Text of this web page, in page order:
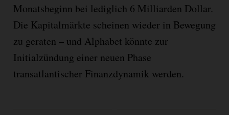
Monatsbeginn bei lediglich 6 Milliarden Dollar.
Die Kapitalmärkte scheinen wieder in Bewegung
zu geraten – und Alphabet könnte zur
Initialzündung einer neuen Phase
transatlantischer Finanzdynamik werden.